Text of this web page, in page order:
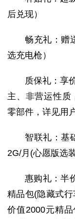
后兑现）
畅充礼：赠
选充电枪）
质保礼：享
主、非营运性质
零部件，详见用
智联礼：基
2G/月(心愿版选
惠购礼：半
精品包(隐藏式
价值2000元精